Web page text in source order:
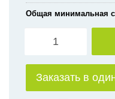
Общая минимальная
Заказать в